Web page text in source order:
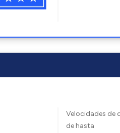
Velocidades de
de hasta